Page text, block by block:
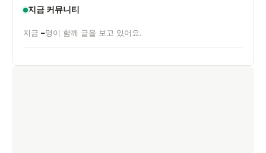
지금 커뮤니티
지금 –명이 함께 글을 보고 있어요.